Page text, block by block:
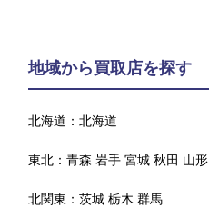
地域から買取店を探す
北海道：北海道
東北：青森 岩手 宮城 秋田 山形
北関東：茨城 栃木 群馬